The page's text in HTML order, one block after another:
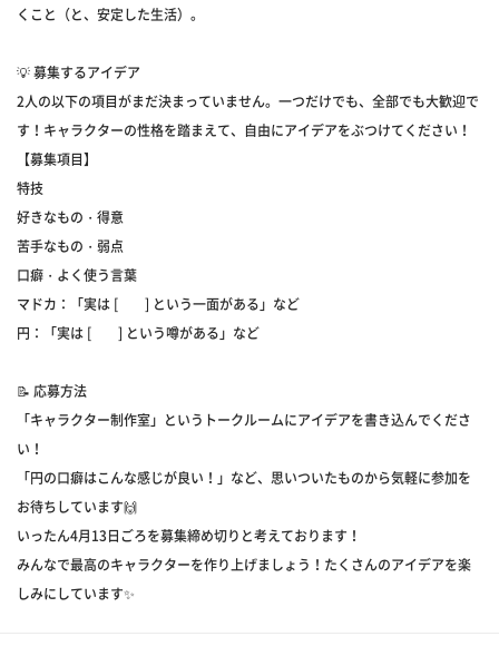
くこと（と、安定した生活）。
💡 募集するアイデア
2人の以下の項目がまだ決まっていません。一つだけでも、全部でも大歓迎で
す！キャラクターの性格を踏まえて、自由にアイデアをぶつけてください！
【募集項目】
特技
好きなもの・得意
苦手なもの・弱点
口癖・よく使う言葉
マドカ：「実は [ ] という一面がある」など
円：「実は [ ] という噂がある」など
📝 応募方法
「キャラクター制作室」というトークルームにアイデアを書き込んでくださ
い！
「円の口癖はこんな感じが良い！」など、思いついたものから気軽に参加を
お待ちしています🙌
いったん4月13日ごろを募集締め切りと考えております！
みんなで最高のキャラクターを作り上げましょう！たくさんのアイデアを楽
しみにしています✨